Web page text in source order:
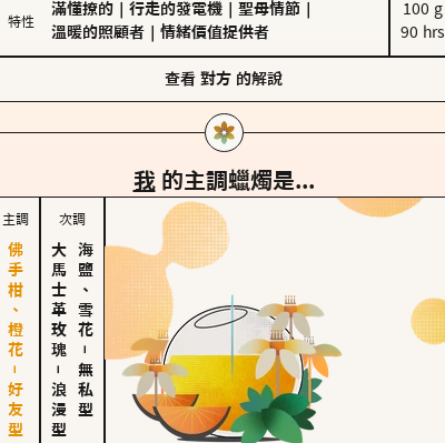
特性
滿懂撩的 行走的發電機 聖母情節
溫暖的照顧者
情緒價值提供者
100 g
90 hrs
查看 對方 的解說
我 的主調蠟燭是...
主調
佛手柑、橙花－好友型
次調
大馬士革玫瑰
－
浪漫型
海鹽、雪花
－
無私型